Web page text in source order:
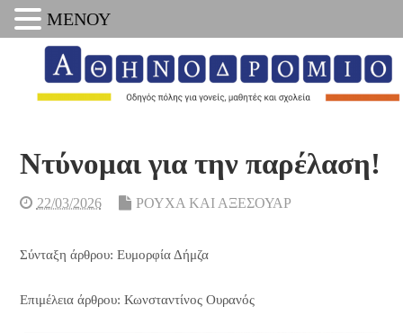
Ντύνομαι για την παρέλαση!
22/03/2026 ΡΟΥΧΑ ΚΑΙ ΑΞΕΣΟΥΑΡ
Σύνταξη άρθρου: Ευμορφία Δήμζα
Επιμέλεια άρθρου: Κωνσταντίνος Ουρανός
ΜΕΝΟΥ